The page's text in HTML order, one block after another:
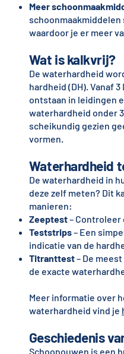
Meer
waardoor je er meer
Wat is kalkvrij?
De waterhardheid
hardheid (DH). Vanaf
ontstaan in leidingen
waterhardheid onder
scheikundig gezien
vormen.
Waterhardheid
De waterhardheid in
deze zelf meten? Dit
manieren:
Zeeptest– Controleer
Teststrips– Een
indicatie van de
Titranttest– De
de exacte
Meer informatie over
waterhardheid vind je
Geschiedenis
Schoonouwen is een